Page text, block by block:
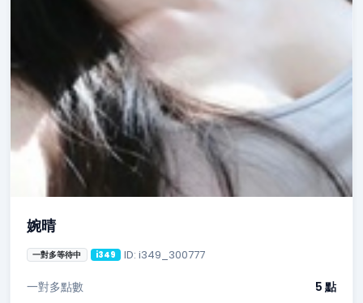
婉晴
一對多等待中 i349 ID: i349_300777
一對多點數
5 點